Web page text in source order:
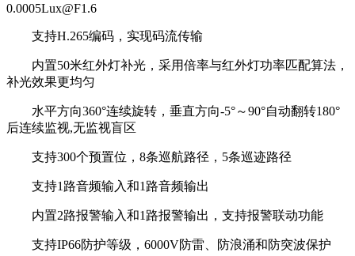
0.0005Lux@F1.6
支持H.265编码，实现码流传输
内置50米红外灯补光，采用倍率与红外灯功率匹配算法，
补光效果更均匀
水平方向360°连续旋转，垂直方向-5°～90°自动翻转180°
后连续监视,无监视盲区
支持300个预置位，8条巡航路径，5条巡迹路径
支持1路音频输入和1路音频输出
内置2路报警输入和1路报警输出，支持报警联动功能
支持IP66防护等级，6000V防雷、防浪涌和防突波保护